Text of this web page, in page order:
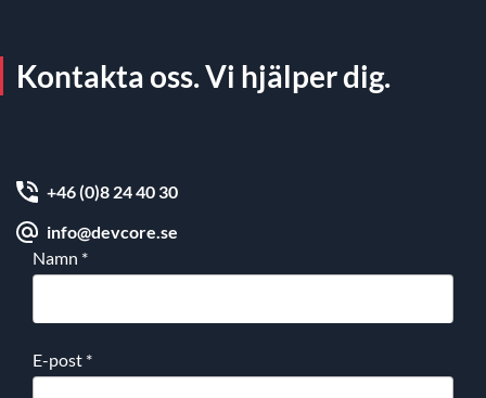
Kontakta oss. Vi hjälper dig.
+46 (0)8 24 40 30
info@devcore.se
Namn *
E-post *